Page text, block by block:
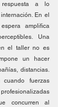
respuesta a lo
En el
amplifica
Una
el taller no es
un hacer
distancias.
fuerzas
concurren al